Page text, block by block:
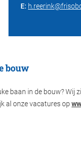
E:
bouw
baan in de bouw? Wij
al onze vacatures op